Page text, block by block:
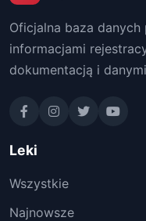
Oficjalna baza
informacjami
dokumentacją i
Leki
Wszystkie
Najnowsze